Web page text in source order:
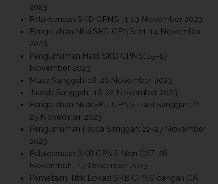
2023
Pelaksanaan SKD CPNS: 4-13 November 2023
Pengolahan Nilai SKD CPNS: 11-14 November
2023
Pengumuman Hasil SKD CPNS: 15-17
November 2023
Masa Sanggah: 18-20 November 2023
Jawab Sanggah: 18-22 November 2023
Pengolahan Nilai SKD CPNS Hasil Sanggah: 21-
25 November 2023
Pengumuman Pasca Sanggah: 22-27 November
2023
Pelaksanaan SKB CPNS Non CAT: 28
November - 17 Desember 2023
Pemetaan Titik Lokasi SKB CPNS dengan CAT